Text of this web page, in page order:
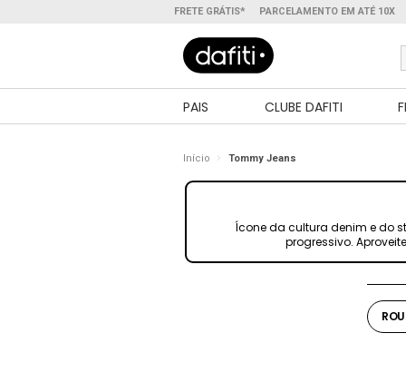
FRETE GRÁTIS* PARCELAMENTO EM ATÉ 10X
PAIS CLUBE DAFITI
Início Tommy Jeans
Ícone da cultura denim e do
progressivo.